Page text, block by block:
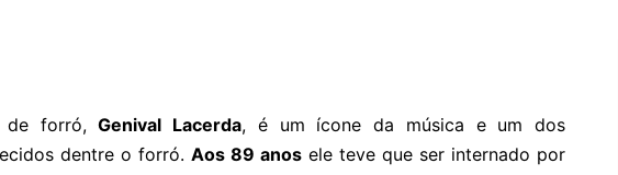
de forró,Genival Lacerda, é um ícone da música e um dos
dentre o forró. Aos 89 anos ele teve que ser internado por